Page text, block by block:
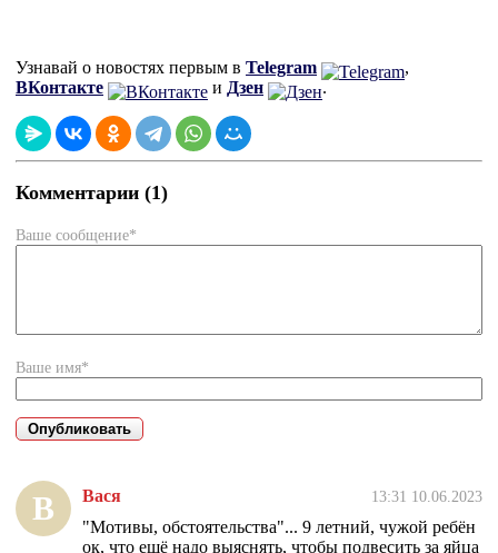
Узнавай о новостях первым в Telegram
,
ВКонтакте
и Дзен .
Комментарии (1)
Ваше сообщение*
Ваше имя*
В Вася 13:31 10.06.2023
"Мотивы, обстоятельства"... 9 летний, чужой ребён
ок, что ещё надо выяснять, чтобы подвесить за яйца